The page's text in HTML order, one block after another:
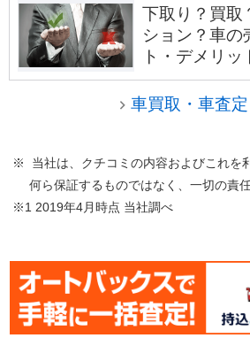
下取り？買取
ション？車の
ト・デメリッ
車買取・車査
※ 当社は、クチコミの内容およびこれを
何ら保証するものではなく、一切の責
※1 2019年4月時点 当社調べ